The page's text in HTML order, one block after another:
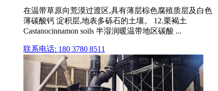
在温带草原向荒漠过渡区,具有薄层棕色腐殖质层及白色
薄碳酸钙 淀积层,地表多砾石的土壤。 12.栗褐土
Castanocinnamon soils 半湿润暖温带地区碳酸 ...
联系电话: 180 3780 8511